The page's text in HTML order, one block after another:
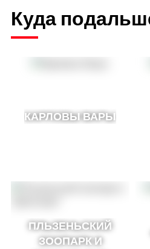
Куда
КАРЛОВЫ ВАРЫ
ПЛЬЗЕНЬСКИЙ
ЗООПАРК И